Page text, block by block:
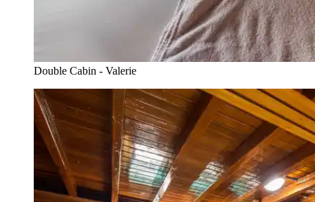
Double Cabin - Valerie